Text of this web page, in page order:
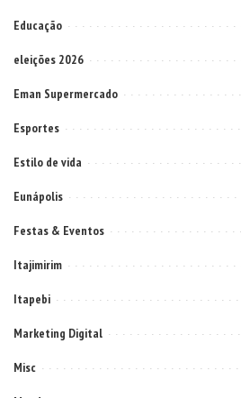
Educação
eleições 2026
Eman Supermercado
Esportes
Estilo de vida
Eunápolis
Festas & Eventos
Itajimirim
Itapebi
Marketing Digital
Misc